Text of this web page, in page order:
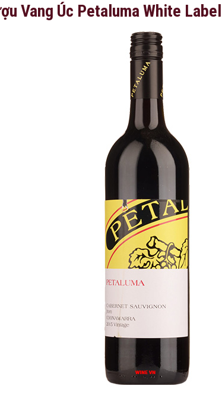
Vang Úc Petaluma White